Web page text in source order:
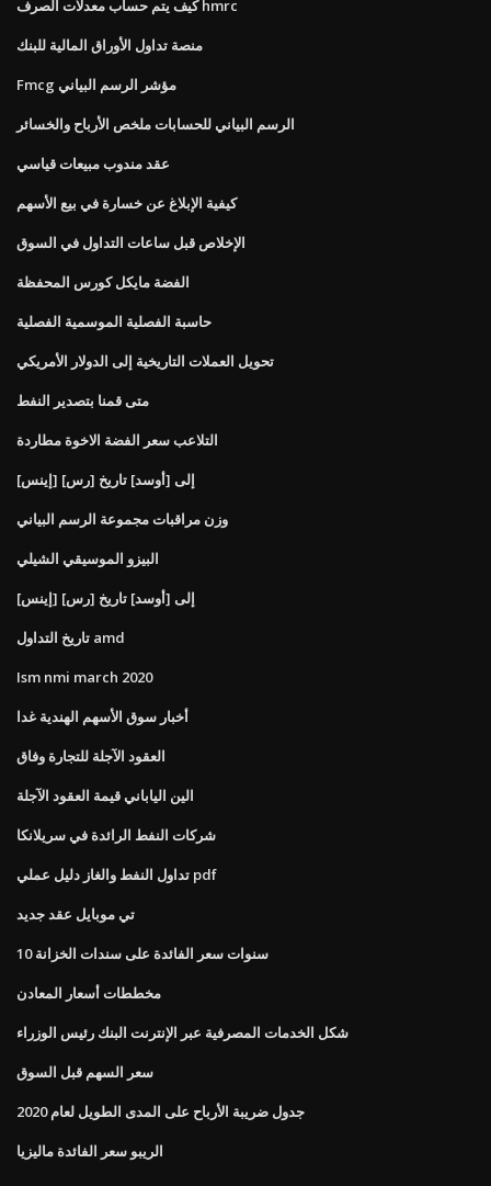
كيف يتم حساب معدلات الصرف hmrc
منصة تداول الأوراق المالية للبنك
Fmcg مؤشر الرسم البياني
الرسم البياني للحسابات ملخص الأرباح والخسائر
عقد مندوب مبيعات قياسي
كيفية الإبلاغ عن خسارة في بيع الأسهم
الإخلاص قبل ساعات التداول في السوق
الفضة مايكل كورس المحفظة
حاسبة الفصلية الموسمية الفصلية
تحويل العملات التاريخية إلى الدولار الأمريكي
متى قمنا بتصدير النفط
التلاعب سعر الفضة الاخوة مطاردة
[إينس] [رس] إلى [أوسد] تاريخ
وزن مراقبات مجموعة الرسم البياني
البيزو الموسيقي الشيلي
[إينس] [رس] إلى [أوسد] تاريخ
تاريخ التداول amd
Ism nmi march 2020
أخبار سوق الأسهم الهندية غدا
العقود الآجلة للتجارة وفاق
الين الياباني قيمة العقود الآجلة
شركات النفط الرائدة في سريلانكا
تداول النفط والغاز دليل عملي pdf
تي موبايل عقد جديد
10 سنوات سعر الفائدة على سندات الخزانة
مخططات أسعار المعادن
شكل الخدمات المصرفية عبر الإنترنت البنك رئيس الوزراء
سعر السهم قبل السوق
جدول ضريبة الأرباح على المدى الطويل لعام 2020
الريبو سعر الفائدة ماليزيا